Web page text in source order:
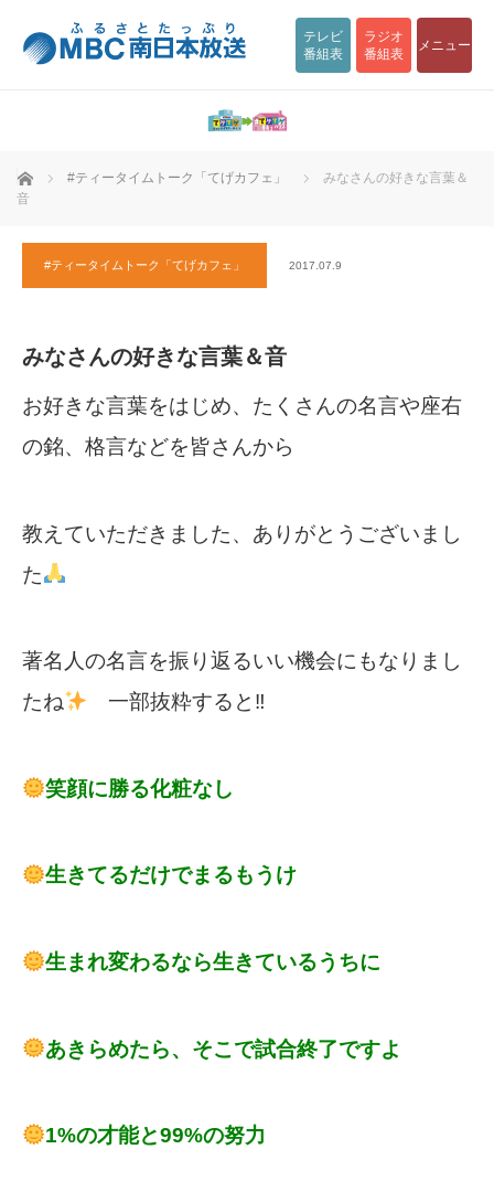
テレビ
番組表
ラジオ
番組表
メニュー
ホーム #ティータイムトーク「てげカフェ」
みなさんの好きな言葉＆
音
#ティータイムトーク「てげカフェ」 2017.07.9
みなさんの好きな言葉＆音
お好きな言葉をはじめ、たくさんの名言や座右
の銘、格言などを皆さんから
教えていただきました、ありがとうございまし
た
著名人の名言を振り返るいい機会にもなりまし
たね
一部抜粋すると‼
笑顔に勝る化粧なし
生きてるだけでまるもうけ
生まれ変わるなら生きているうちに
あきらめたら、そこで試合終了ですよ
1%の才能と99%の努力